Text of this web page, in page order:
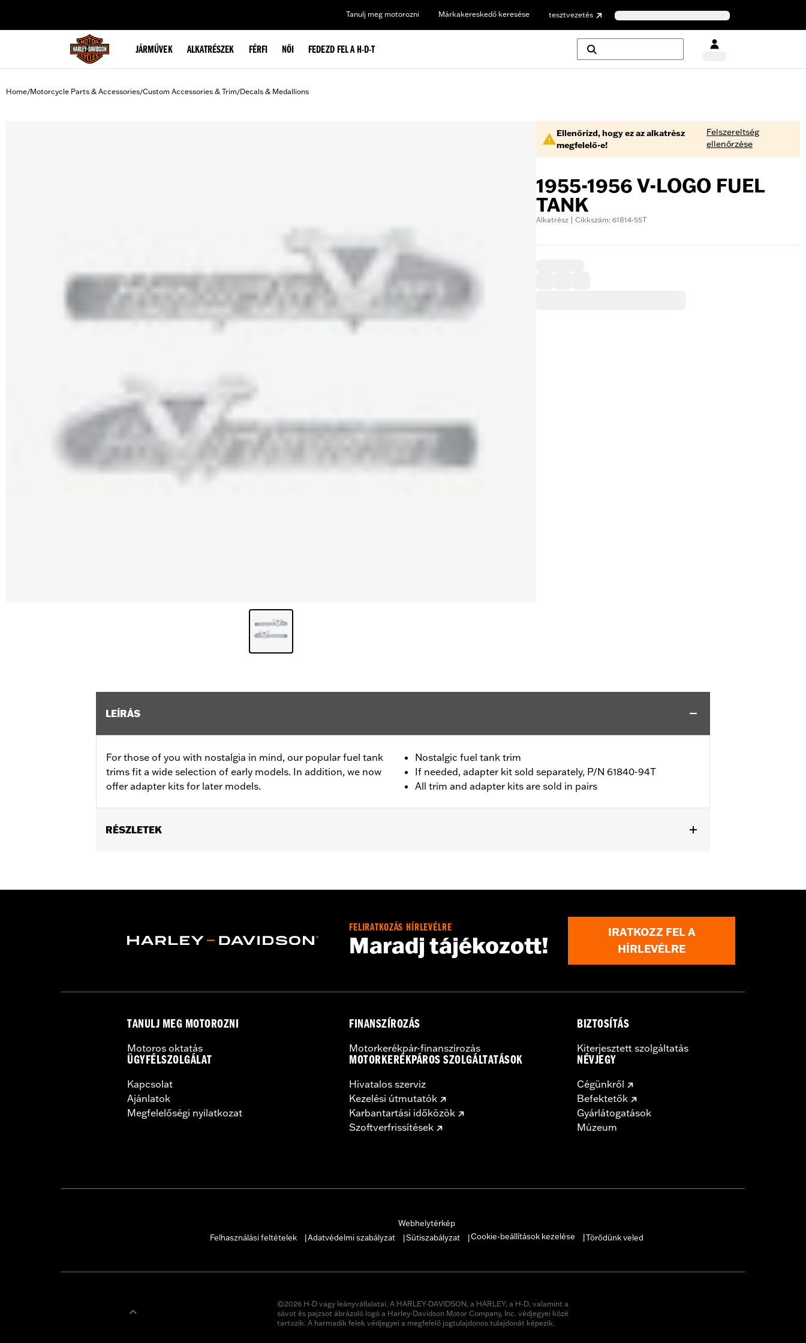
Tanulj meg motorozni Márkakereskedő keresése tesztvezetés
JÁRMŰVEK ALKATRÉSZEK FÉRFI NŐI FEDEZD FEL A H-D-T
Home/Motorcycle Parts & Accessories/Custom Accessories & Trim/Decals & Medallions
Ellenőrizd, hogy ez az alkatrész
megfelelő-e!
Felszereltség
ellenőrzése
1955-1956 V-LOGO FUEL
TANK
Alkatrész | Cikkszám: 61814-55T
LEÍRÁS
For those of you with nostalgia in mind, our popular fuel tank
trims fit a wide selection of early models. In addition, we now
offer adapter kits for later models.
Nostalgic fuel tank trim
If needed, adapter kit sold separately, P/N 61840-94T
All trim and adapter kits are sold in pairs
RÉSZLETEK
In the Box:2 fuel tank nameplates
FELIRATKOZÁS HÍRLEVÉLRE
Maradj tájékozott!
IRATKOZZ FEL A
HÍRLEVÉLRE
TANULJ MEG MOTOROZNI
Motoros oktatás
ÜGYFÉLSZOLGÁLAT
Kapcsolat
Ajánlatok
Megfelelőségi nyilatkozat
FINANSZÍROZÁS
Motorkerékpár-finanszírozás
MOTORKERÉKPÁROS SZOLGÁLTATÁSOK
Hivatalos szerviz
Kezelési útmutatók
Karbantartási időközök
Szoftverfrissítések
BIZTOSÍTÁS
Kiterjesztett szolgáltatás
NÉVJEGY
Cégünkről
Befektetők
Gyárlátogatások
Múzeum
Webhelytérkép
Felhasználási feltételek
Adatvédelmi szabályzat Sütiszabályzat Cookie-beállítások kezelése Törődünk veled
©2026 H-D vagy leányvállalatai. A HARLEY-DAVIDSON, a HARLEY, a H-D, valamint a
sávot és pajzsot ábrázoló logó a Harley-Davidson Motor Company, Inc. védjegyei közé
tartozik. A harmadik felek védjegyei a megfelelő jogtulajdonos tulajdonát képezik.